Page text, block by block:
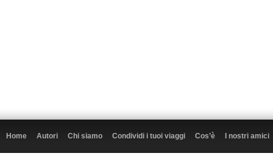
Home Autori Chi siamo Condividi i tuoi viaggi Cos’è I nostri amici